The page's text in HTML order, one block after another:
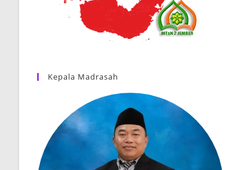
Kepala Madrasah